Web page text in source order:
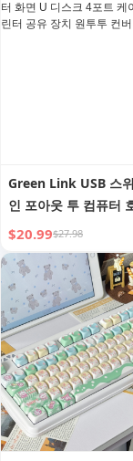
Green Link USB 스
인 포아웃 투 컴퓨터
보드 마우스 모니터 화
크 4포트 케이블 분리
공유 장치 원투투 컨
$20.99$27.98